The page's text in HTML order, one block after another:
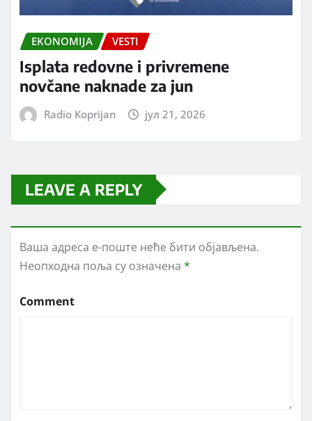
EKONOMIJA VESTI
Isplata redovne i privremene
novčane naknade za jun
Radio Koprijan јул 21, 2026
LEAVE A REPLY
Ваша адреса е-поште неће бити објављена.
Неопходна поља су означена *
Comment